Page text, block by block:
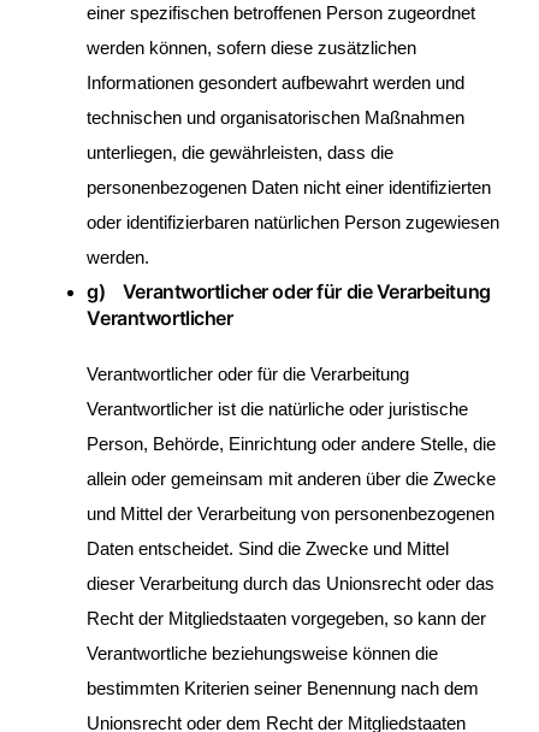
einer spezifischen betroffenen Person zugeordnet
werden können, sofern diese zusätzlichen
Informationen gesondert aufbewahrt werden und
technischen und organisatorischen Maßnahmen
unterliegen, die gewährleisten, dass die
personenbezogenen Daten nicht einer identifizierten
oder identifizierbaren natürlichen Person zugewiesen
werden.
g) Verantwortlicher oder für die Verarbeitung
Verantwortlicher
Verantwortlicher oder für die Verarbeitung
Verantwortlicher ist die natürliche oder juristische
Person, Behörde, Einrichtung oder andere Stelle, die
allein oder gemeinsam mit anderen über die Zwecke
und Mittel der Verarbeitung von personenbezogenen
Daten entscheidet. Sind die Zwecke und Mittel
dieser Verarbeitung durch das Unionsrecht oder das
Recht der Mitgliedstaaten vorgegeben, so kann der
Verantwortliche beziehungsweise können die
bestimmten Kriterien seiner Benennung nach dem
Unionsrecht oder dem Recht der Mitgliedstaaten